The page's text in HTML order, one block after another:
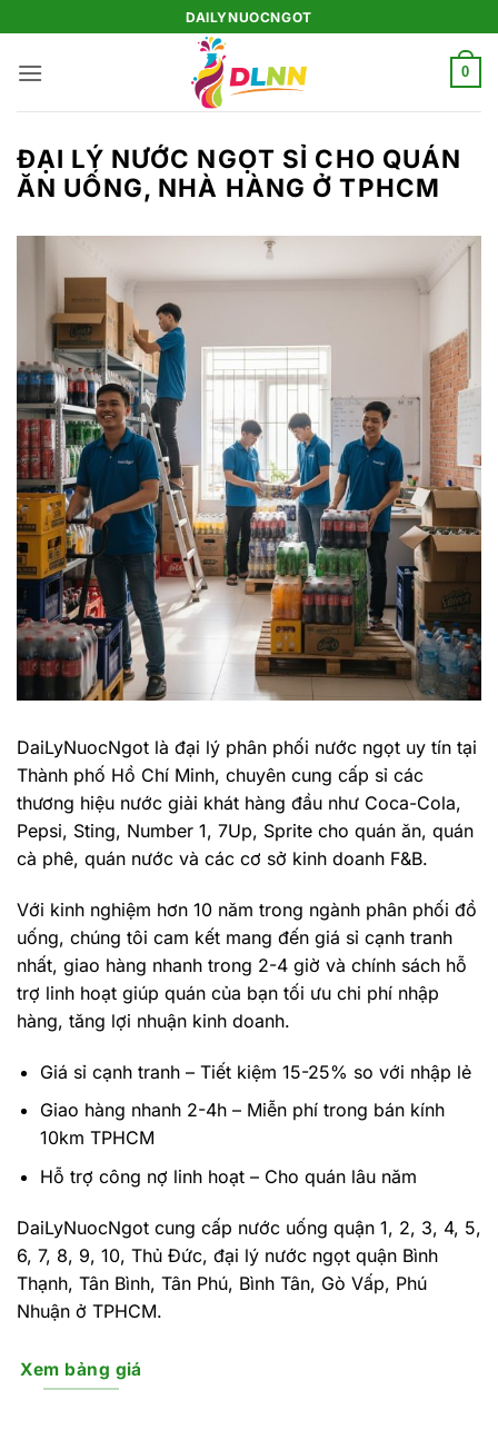
qua
nội
DAILYNUOCNGOT
0
ĐẠI LÝ NƯỚC NGỌT SỈ CHO QUÁN
ĂN UỐNG, NHÀ HÀNG Ở TPHCM
DaiLyNuocNgot là đại lý phân phối nước ngọt uy tín tại
Thành phố Hồ Chí Minh, chuyên cung cấp sỉ các
thương hiệu nước giải khát hàng đầu như Coca-Cola,
Pepsi, Sting, Number 1, 7Up, Sprite cho quán ăn, quán
cà phê, quán nước và các cơ sở kinh doanh F&B.
Với kinh nghiệm hơn 10 năm trong ngành phân phối đồ
uống, chúng tôi cam kết mang đến giá sỉ cạnh tranh
nhất, giao hàng nhanh trong 2-4 giờ và chính sách hỗ
trợ linh hoạt giúp quán của bạn tối ưu chi phí nhập
hàng, tăng lợi nhuận kinh doanh.
Giá sỉ cạnh tranh – Tiết kiệm 15-25% so với nhập lẻ
Giao hàng nhanh 2-4h – Miễn phí trong bán kính
10km TPHCM
Hỗ trợ công nợ linh hoạt – Cho quán lâu năm
DaiLyNuocNgot cung cấp nước uống quận 1, 2, 3, 4, 5,
6, 7, 8, 9, 10, Thủ Đức, đại lý nước ngọt quận Bình
Thạnh, Tân Bình, Tân Phú, Bình Tân, Gò Vấp, Phú
Nhuận ở TPHCM.
Xem bảng giá